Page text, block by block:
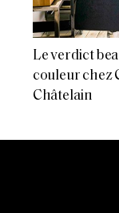
Le verdict
couleur chez
Châtelain